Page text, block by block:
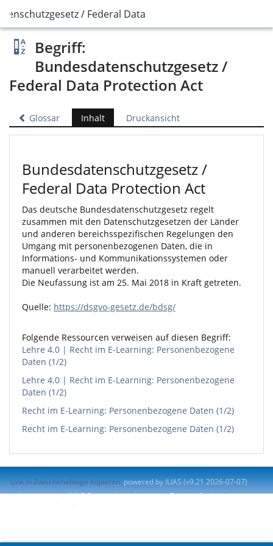
/ Federal Data Protection Act
Begriff:
Bundesdatenschutzgesetz /
Federal Data Protection Act
Glossar Inhalt Druckansicht
Bundesdatenschutzgesetz /
Federal Data Protection Act
Das deutsche Bundesdatenschutzgesetz regelt
zusammen mit den Datenschutzgesetzen der Länder
und anderen bereichsspezifischen Regelungen den
Umgang mit personenbezogenen Daten, die in
Informations- und Kommunikationssystemen oder
manuell verarbeitet werden.
Die Neufassung ist am 25. Mai 2018 in Kraft getreten.
Quelle: https://dsgvo-gesetz.de/bdsg/
Folgende Ressourcen verweisen auf diesen Begriff:
Lehre 4.0 | Recht im E-Learning: Personenbezogene
Daten (1/2)
Lehre 4.0 | Recht im E-Learning: Personenbezogene
Daten (1/2)
Recht im E-Learning: Personenbezogene Daten (1/2)
Recht im E-Learning: Personenbezogene Daten (1/2)
Link in Zwischenablage kopieren powered by ILIAS (v9.21 2026-07-07)
Impressum
ILIAS-Support kontaktieren
Barrierefreiheit